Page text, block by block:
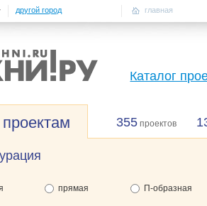
Каталог
другой город главная
355 проектов
прямая П-образная